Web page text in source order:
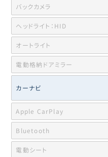
バックカメラ
ヘッドライト：HID
オートライト
電動格納ドアミラー
カーナビ
Apple CarPlay
Bluetooth
電動シート